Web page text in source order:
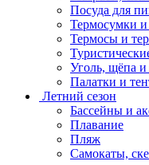
Посуда для
Термосумки и
Термосы и
Уголь, щёпа и
Палатки и
Летний сезон
Бассейны и
Плавание
Пляж
Самокаты,